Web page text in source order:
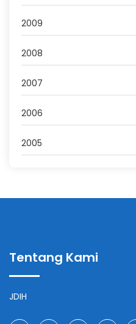
2009
2008
2007
2006
2005
Tentang Kami
JDIH